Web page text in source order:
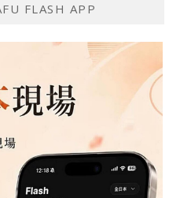
FLASH APP